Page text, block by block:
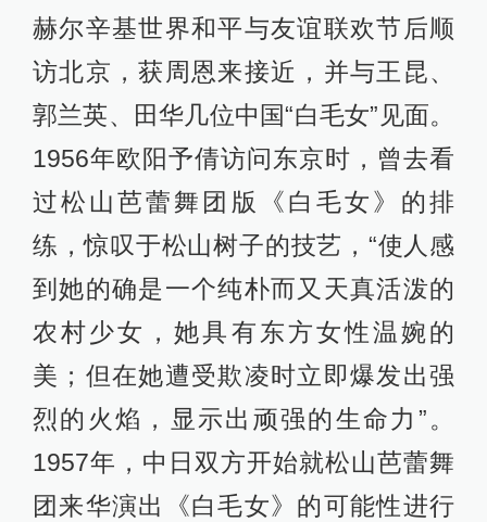
赫尔辛基世界和平与友谊联欢节后顺
访北京，获周恩来接近，并与王昆、
郭兰英、田华几位中国“白毛女”见面。
1956年欧阳予倩访问东京时，曾去看
过松山芭蕾舞团版《白毛女》的排
练，惊叹于松山树子的技艺，“使人感
到她的确是一个纯朴而又天真活泼的
农村少女，她具有东方女性温婉的
美；但在她遭受欺凌时立即爆发出强
烈的火焰，显示出顽强的生命力”。
1957年，中日双方开始就松山芭蕾舞
团来华演出《白毛女》的可能性进行